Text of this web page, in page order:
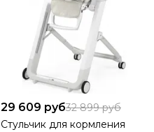
29 609 руб32 899 руб
Стульчик для кормления